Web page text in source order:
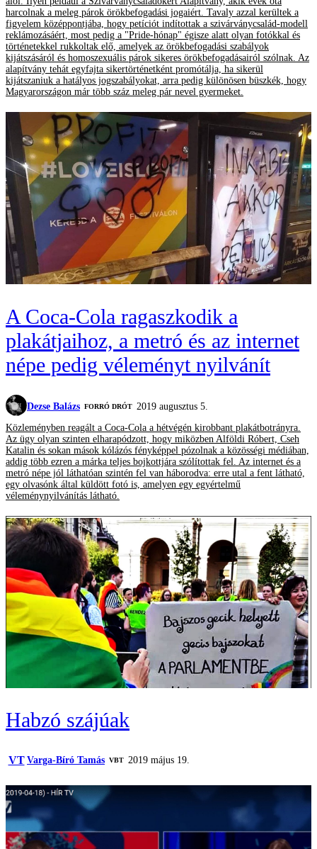
harcolnak a meleg párok örökbefogadási jogaiért. Tavaly azzal kerültek a
figyelem középpontjába, hogy petíciót indítottak a szivárványcsalád-modell
reklámozásáért, most pedig a "Pride-hónap" égisze alatt olyan fotókkal és
történetekkel rukkoltak elő, amelyek az örökbefogadási szabályok
kijátszásáról és homoszexuális párok sikeres örökbefogadásairól szólnak. Az
alapítvány tehát egyfajta sikertörténetként promótálja, ha sikerül
kijátszaniuk a hatályos jogszabályokat, arra pedig különösen büszkék, hogy
Magyarországon már több száz meleg pár nevel gyermeket.
A Coca-Cola ragaszkodik a
plakátjaihoz, a metró és az internet
népe pedig véleményt nyilvánít
Dezse Balázs FORRÓ DRÓT
2019 augusztus 5.
Közleményben reagált a Coca-Cola a hétvégén kirobbant plakátbotrányra.
Az ügy olyan szinten elharapódzott, hogy miközben Alföldi Róbert, Cseh
Katalin és sokan mások kólázós fényképpel pózolnak a közösségi médiában,
addig több ezren a márka teljes bojkottjára szólítottak fel. Az internet és a
metró népe jól láthatóan szintén fel van háborodva: erre utal a fent látható,
egy olvasónk által küldött fotó is, amelyen egy egyértelmű
véleménynyilvánítás látható.
Habzó szájúak
VT Varga-Bíró Tamás VBT 2019 május 19.